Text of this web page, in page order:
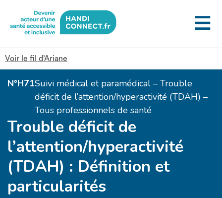
Voir le fil d’Ariane
N°H71Suivi médical et paramédical – Trouble
déficit de l’attention/hyperactivité (TDAH) –
Tous professionnels de santé
Trouble déficit de
l’attention/hyperactivité
(TDAH) : Définition et
particularités